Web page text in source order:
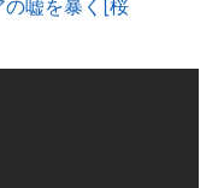
の嘘を暴く[桜